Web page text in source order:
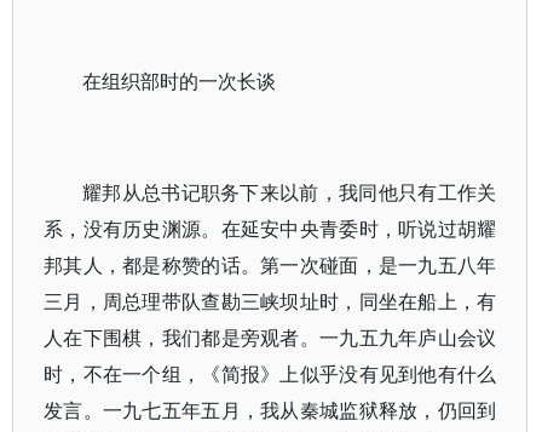
在组织部时的一次长谈
耀邦从总书记职务下来以前，我同他只有工作关
系，没有历史渊源。在延安中央青委时，听说过胡耀
邦其人，都是称赞的话。第一次碰面，是一九五八年
三月，周总理带队查勘三峡坝址时，同坐在船上，有
人在下围棋，我们都是旁观者。一九五九年庐山会议
时，不在一个组，《简报》上似乎没有见到他有什么
发言。一九七五年五月，我从秦城监狱释放，仍回到